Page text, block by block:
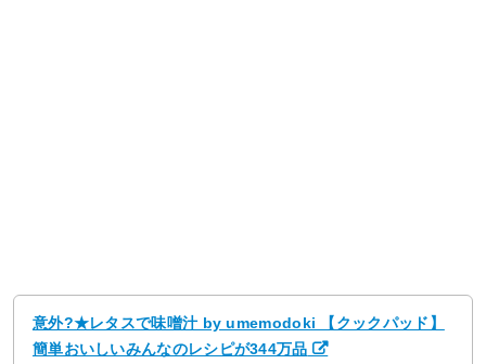
意外?★レタスで味噌汁 by umemodoki 【クックパッド】
簡単おいしいみんなのレシピが344万品